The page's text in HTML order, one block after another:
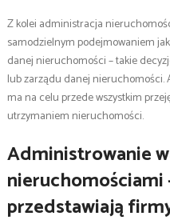
Z kolei administracja
samodzielnym podejmowaniem
danej nieruchomości – takie
lub zarządu danej
ma na celu przede wszystkim
utrzymaniem nieruchomości.
Administrowanie
nieruchomościami
przedstawiają